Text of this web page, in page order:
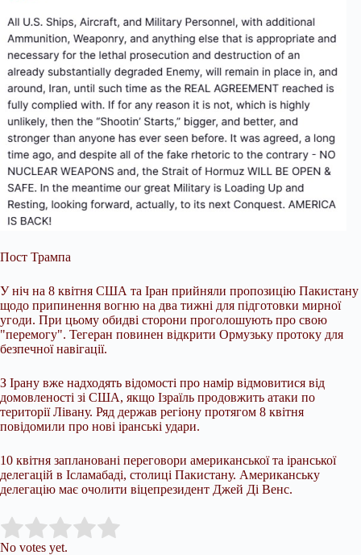
Пост Трампа
У ніч на 8 квітня США та Іран прийняли пропозицію Пакистану
щодо припинення вогню на два тижні для підготовки мирної
угоди. При цьому обидві сторони проголошують про свою
"перемогу". Тегеран повинен відкрити Ормузьку протоку для
безпечної навігації.
З Ірану вже надходять відомості про намір відмовитися від
домовленості зі США, якщо Ізраїль продовжить атаки по
території Лівану. Ряд держав регіону протягом 8 квітня
повідомили про нові іранські удари.
10 квітня заплановані переговори американської та іранської
делегацій в Ісламабаді, столиці Пакистану. Американську
делегацію має очолити віцепрезидент Джей Ді Венс.
Rate this item:
No votes yet.